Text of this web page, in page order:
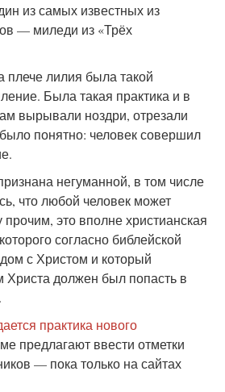
из самых известных из
— миледи из «Трёх
лилия была такой
Была такая практика и в
вырывали ноздри, отрезали
понятно: человек совершил
негуманной, в том числе
что любой человек может
это вполне христианская
согласно библейской
с Христом и который
Христа должен был попасть в
практика нового
предлагают ввести отметки
— пока только на сайтах